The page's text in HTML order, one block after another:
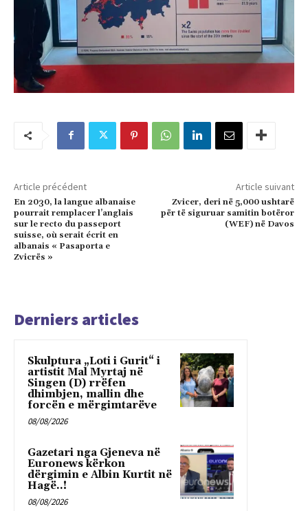
Article précédent
En 2030, la langue albanaise
pourrait remplacer l’anglais
sur le recto du passeport
suisse, où serait écrit en
albanais « Pasaporta e
Zvicrës »
Article suivant
Zvicer, deri në 5,000 ushtarë
për të siguruar samitin botëror
(WEF) në Davos
Derniers articles
Skulptura „Loti i Gurit“ i
artistit Mal Myrtaj në
Singen (D) rrëfen
dhimbjen, mallin dhe
forcën e mërgimtarëve
08/08/2026
Gazetari nga Gjeneva në
Euronews kërkon
dërgimin e Albin Kurtit në
Hagë..!
08/08/2026